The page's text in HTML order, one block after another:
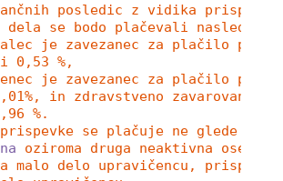
posledic z vidika
dela se bodo plačevali
je zavezanec za plačilo
0,53 %,
je zavezanec za plačilo
in zdravstveno zavarovanje
%.
prispevke se plačuje ne glede
oziroma druga neaktivna
malo delo upravičencu,